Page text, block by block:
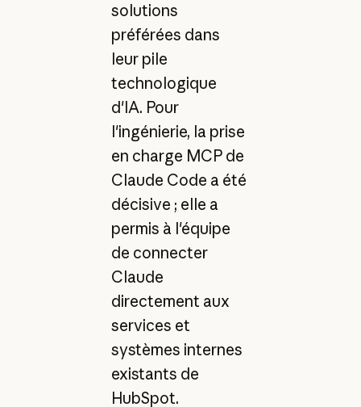
solutions
préférées dans
leur pile
technologique
d'IA. Pour
l'ingénierie, la prise
en charge MCP de
Claude Code a été
décisive ; elle a
permis à l'équipe
de connecter
Claude
directement aux
services et
systèmes internes
existants de
HubSpot.